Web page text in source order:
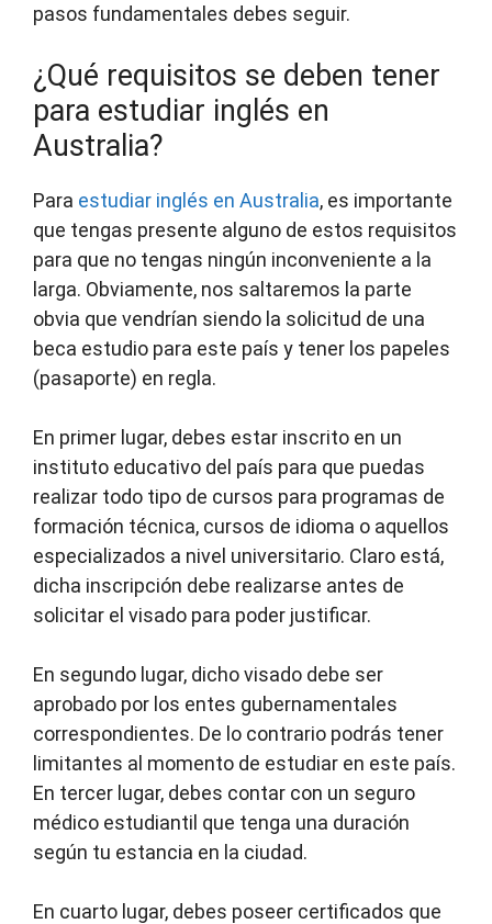
pasos fundamentales debes seguir.
¿Qué requisitos se deben tener
para estudiar inglés en
Australia?
Para estudiar inglés en Australia, es importante
que tengas presente alguno de estos requisitos
para que no tengas ningún inconveniente a la
larga. Obviamente, nos saltaremos la parte
obvia que vendrían siendo la solicitud de una
beca estudio para este país y tener los papeles
(pasaporte) en regla.
En primer lugar, debes estar inscrito en un
instituto educativo del país para que puedas
realizar todo tipo de cursos para programas de
formación técnica, cursos de idioma o aquellos
especializados a nivel universitario. Claro está,
dicha inscripción debe realizarse antes de
solicitar el visado para poder justificar.
En segundo lugar, dicho visado debe ser
aprobado por los entes gubernamentales
correspondientes. De lo contrario podrás tener
limitantes al momento de estudiar en este país.
En tercer lugar, debes contar con un seguro
médico estudiantil que tenga una duración
según tu estancia en la ciudad.
En cuarto lugar, debes poseer certificados que